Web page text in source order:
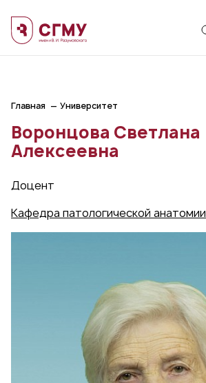
Главная Университет
Воронцова Светлана
Алексеевна
Доцент
Кафедра патологической анатомии